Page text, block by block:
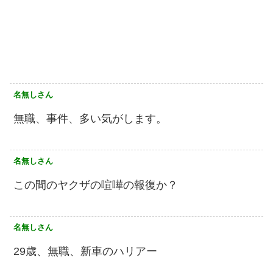
名無しさん
無職、事件、多い気がします。
名無しさん
この間のヤクザの喧嘩の報復か？
名無しさん
29歳、無職、新車のハリアー